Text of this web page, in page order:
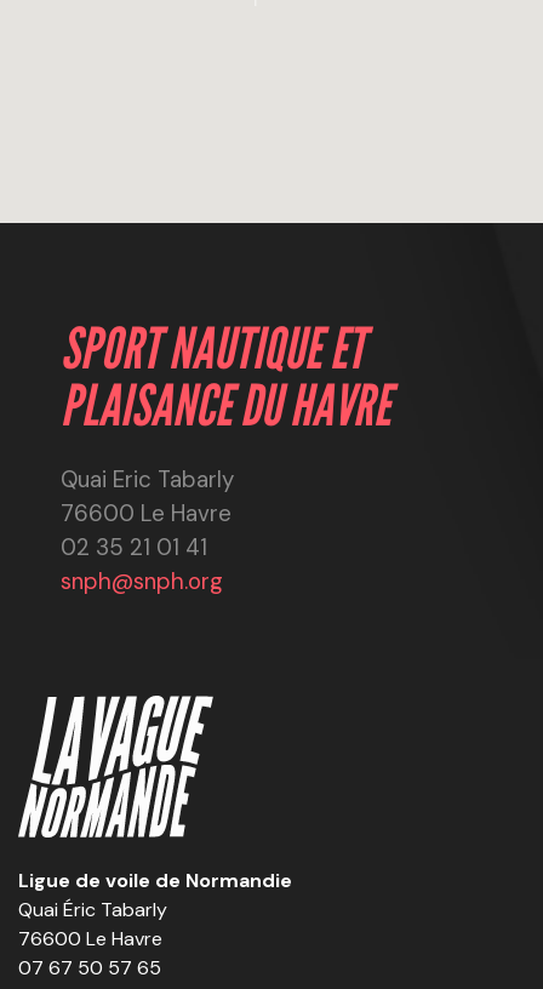
SPORT NAUTIQUE ET
PLAISANCE DU HAVRE
Quai Eric Tabarly
76600 Le Havre
02 35 21 01 41
snph@snph.org
Ligue de voile de Normandie
Quai Éric Tabarly
76600 Le Havre
07 67 50 57 65